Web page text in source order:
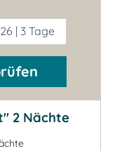
| 3 Tage
2 Nächte